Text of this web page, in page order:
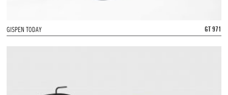
GISPEN TODAY GT 971